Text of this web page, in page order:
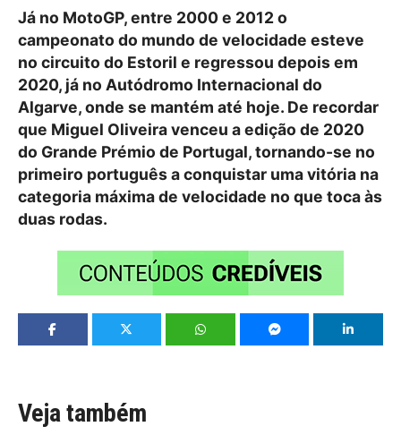
Já no MotoGP, entre 2000 e 2012 o
campeonato do mundo de velocidade esteve
no circuito do Estoril e regressou depois em
2020, já no Autódromo Internacional do
Algarve, onde se mantém até hoje. De recordar
que Miguel Oliveira venceu a edição de 2020
do Grande Prémio de Portugal, tornando-se no
primeiro português a conquistar uma vitória na
categoria máxima de velocidade no que toca às
duas rodas.
Veja também